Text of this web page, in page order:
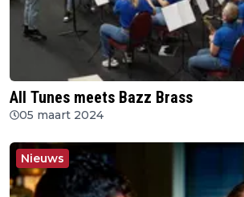
All Tunes meets Bazz Brass
05 maart 2024
Nieuws